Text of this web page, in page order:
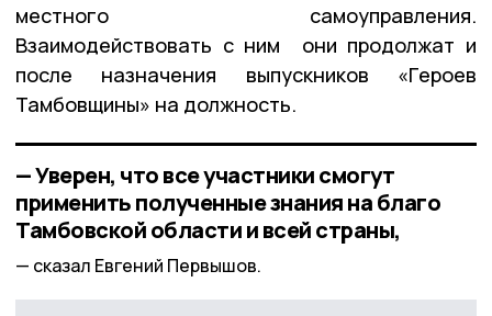
местного самоуправления.
Взаимодействовать с ним они продолжат и
после назначения выпускников «Героев
Тамбовщины» на должность.
— Уверен, что все участники смогут
применить полученные знания на благо
Тамбовской области и всей страны,
сказал Евгений Первышов.